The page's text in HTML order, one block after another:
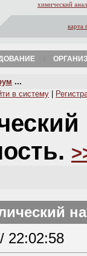
химический
карта
...
в систему
22:02:58